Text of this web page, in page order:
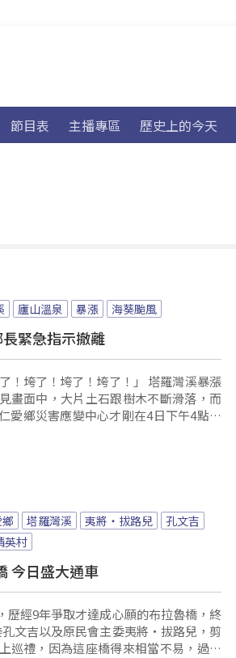
節目表 主播專區 歷史上的今天
廬山溫泉 暴漲 海葵颱風
緊急指示撤離
垮了！垮了！」 塔羅灣溪暴漲
畫面中，大片土石跟樹木不斷滑落，而
愛鄉災害應變中心才剛在4日下午4點撤
暴漲，緊急撤離當地居民。
塔羅灣溪 夷將‧拔路兒
孔文吉
英村
今日盛大通車
歷經9年爭取才達成心願的布拉魯橋，終
文吉以及原民會主委夷將‧拔路兒，剪
巡禮，因為這座橋得來相當不易，過程